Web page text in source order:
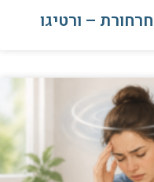
– ורטיגו